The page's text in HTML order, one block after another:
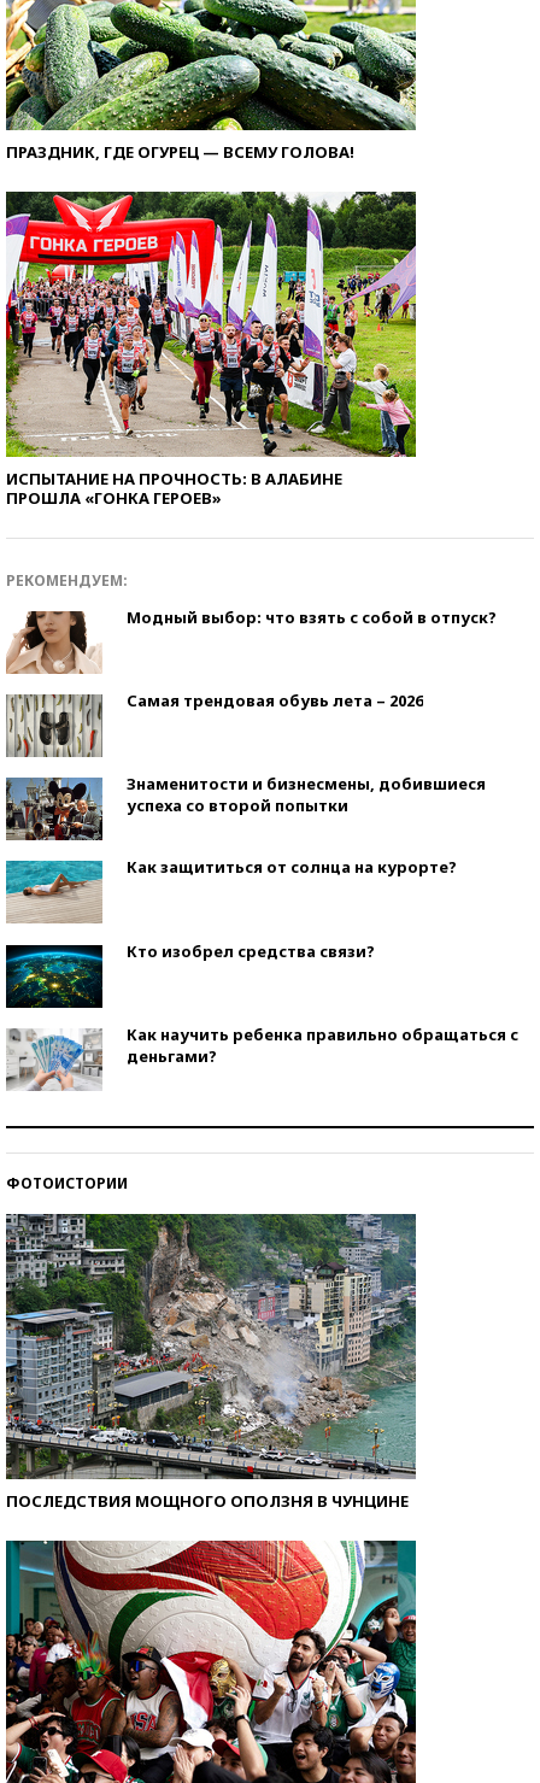
ПРАЗДНИК, ГДЕ ОГУРЕЦ — ВСЕМУ ГОЛОВА!
ИСПЫТАНИЕ НА ПРОЧНОСТЬ: В АЛАБИНЕ
ПРОШЛА «ГОНКА ГЕРОЕВ»
РЕКОМЕНДУЕМ:
Модный выбор: что взять с собой в отпуск?
Самая трендовая обувь лета – 2026
Знаменитости и бизнесмены, добившиеся
успеха со второй попытки
Как защититься от солнца на курорте?
Кто изобрел средства связи?
Как научить ребенка правильно обращаться с
деньгами?
ФОТОИСТОРИИ
ПОСЛЕДСТВИЯ МОЩНОГО ОПОЛЗНЯ В ЧУНЦИНЕ